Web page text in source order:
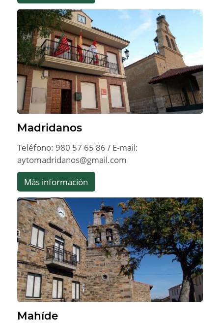
Madridanos
Teléfono: 980 57 65 86 / E-mail:
aytomadridanos@gmail.com
Más información
Mahíde